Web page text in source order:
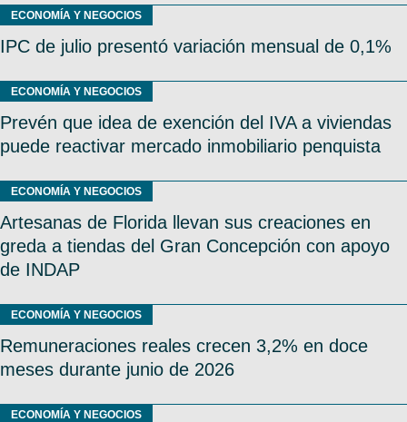
ECONOMÍA Y NEGOCIOS
IPC de julio presentó variación mensual de 0,1%
ECONOMÍA Y NEGOCIOS
Prevén que idea de exención del IVA a viviendas
puede reactivar mercado inmobiliario penquista
ECONOMÍA Y NEGOCIOS
Artesanas de Florida llevan sus creaciones en
greda a tiendas del Gran Concepción con apoyo
de INDAP
ECONOMÍA Y NEGOCIOS
Remuneraciones reales crecen 3,2% en doce
meses durante junio de 2026
ECONOMÍA Y NEGOCIOS